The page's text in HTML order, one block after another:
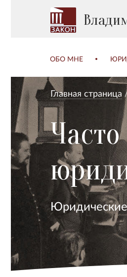
ОБО МНЕ
Главная страница
Юридические